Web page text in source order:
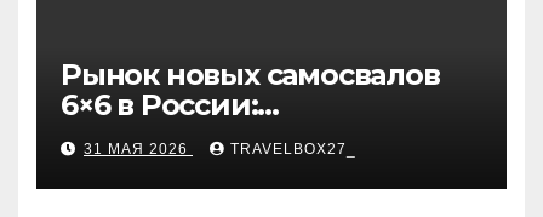
Рынок новых самосвалов
6×6 в России:
характеристики и цены
31 МАЯ 2026 TRAVELBOX27_